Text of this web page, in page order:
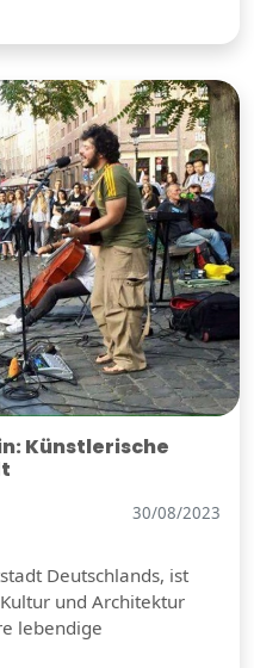
Künstlerische
30/08/2023
Deutschlands, ist
und Architektur
lebendige